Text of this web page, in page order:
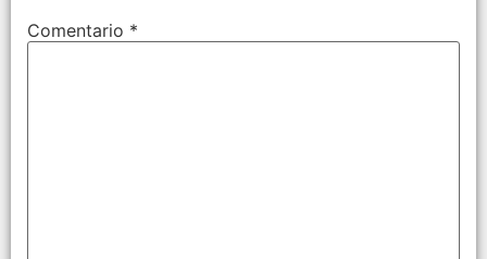
Comentario *